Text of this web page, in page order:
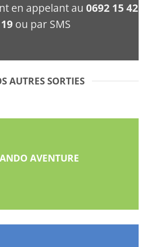
en appelant au 0692 15 42
19 ou par SMS
AUTRES SORTIES
AVENTURE